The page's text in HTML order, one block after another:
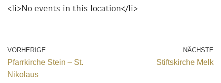
<li>No events in this location</li>
VORHERIGE
Pfarrkirche Stein – St.
Nikolaus
NÄCHSTE
Stiftskirche Melk